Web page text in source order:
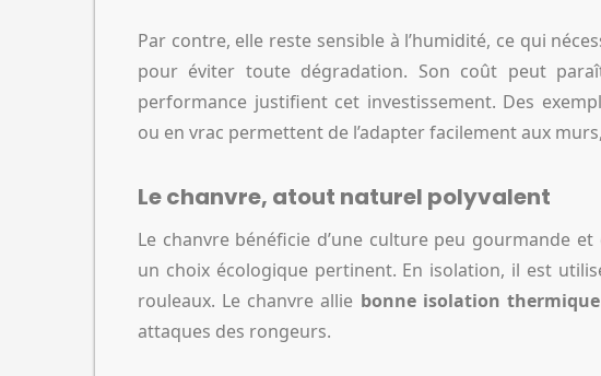
Par contre, elle reste sensible à l’humidité, ce qui
pour éviter toute dégradation. Son coût peut
performance justifient cet investissement. Des
ou en vrac permettent de l’adapter facilement aux
Le chanvre, atout naturel polyvalent
Le chanvre bénéficie d’une culture peu gourmande
un choix écologique pertinent. En isolation, il est
rouleaux. Le chanvre allie bonne isolation
attaques des rongeurs.